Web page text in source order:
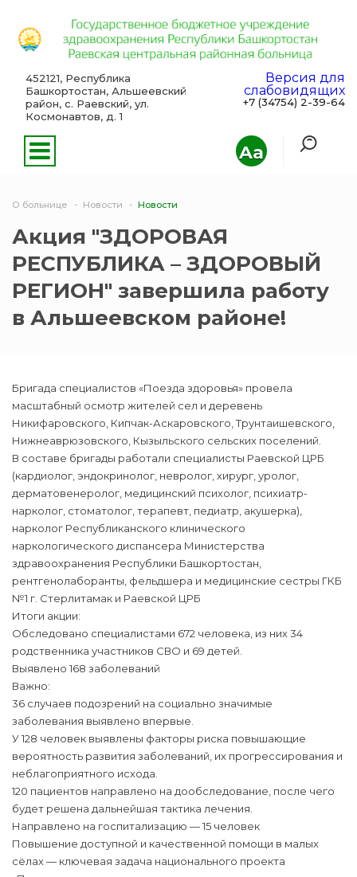
Aa
452121, Республика
Башкортостан, Альшеевский
район, с. Раевский, ул.
Космонавтов, д. 1
Версия для
слабовидящих
+7 (34754) 2-39-64
О больнице Новости Новости
Акция "ЗДОРОВАЯ
РЕСПУБЛИКА – ЗДОРОВЫЙ
РЕГИОН" завершила работу
в Альшеевском районе!
Бригада специалистов «Поезда здоровья» провела
масштабный осмотр жителей сел и деревень
Никифаровского, Кипчак-Аскаровского, Трунтаишевского,
Нижнеаврюзовского, Кызыльского сельских поселений.
В составе бригады работали специалисты Раевской ЦРБ
(кардиолог, эндокринолог, невролог, хирург, уролог,
дерматовенеролог, медицинский психолог, психиатр-
нарколог, стоматолог, терапевт, педиатр, акушерка),
нарколог Республиканского клинического
наркологического диспансера Министерства
здравоохранения Республики Башкортостан,
рентгенолаборанты, фельдшера и медицинские сестры ГКБ
№1 г. Стерлитамак и Раевской ЦРБ
Итоги акции:
Обследовано специалистами 672 человека, из них 34
родственника участников СВО и 69 детей.
Выявлено 168 заболеваний
Важно:
36 случаев подозрений на социально значимые
заболевания выявлено впервые.
У 128 человек выявлены факторы риска повышающие
вероятность развития заболеваний, их прогрессирования и
неблагоприятного исхода.
120 пациентов направлено на дообследование, после чего
будет решена дальнейшая тактика лечения.
Направлено на госпитализацию — 15 человек
Повышение доступной и качественной помощи в малых
сёлах — ключевая задача национального проекта